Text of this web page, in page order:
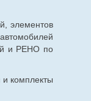
элементов
и РЕНО по
и комплекты